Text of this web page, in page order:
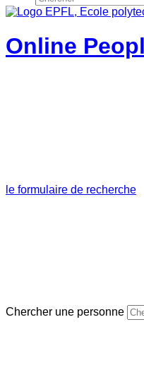
Online
le formulaire de recherche
Chercher une personne